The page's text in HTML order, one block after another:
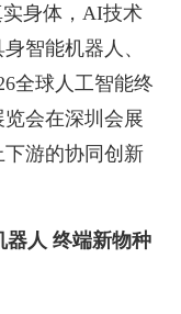
身体，AI技术
智能机器人、
全球人工智能终
会在深圳会展
游的协同创新
人 终端新物种